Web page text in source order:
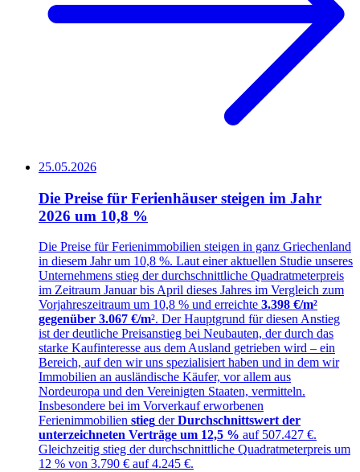
25.05.2026
Die Preise für Ferienhäuser steigen im Jahr
2026 um 10,8 %
Die Preise für Ferienimmobilien steigen in ganz Griechenland
in diesem Jahr um 10,8 %. Laut einer aktuellen Studie unseres
Unternehmens stieg der durchschnittliche Quadratmeterpreis
im Zeitraum Januar bis April dieses Jahres im Vergleich zum
Vorjahreszeitraum um 10,8 % und erreichte 3.398 €/m²
gegenüber 3.067 €/m². Der Hauptgrund für diesen Anstieg
ist der deutliche Preisanstieg bei Neubauten, der durch das
starke Kaufinteresse aus dem Ausland getrieben wird – ein
Bereich, auf den wir uns spezialisiert haben und in dem wir
Immobilien an ausländische Käufer, vor allem aus
Nordeuropa und den Vereinigten Staaten, vermitteln.
Insbesondere bei im Vorverkauf erworbenen
Ferienimmobilien stieg derDurchschnittswert der
unterzeichneten Verträge um 12,5 % auf 507.427 €.
Gleichzeitig stieg der durchschnittliche Quadratmeterpreis um
12 % von 3.790 € auf 4.245 €.